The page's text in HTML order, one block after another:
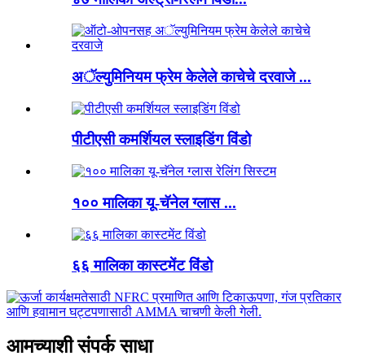
अॅल्युमिनियम फ्रेम केलेले काचेचे दरवाजे ...
पीटीएसी कमर्शियल स्लाइडिंग विंडो
१०० मालिका यू-चॅनेल ग्लास ...
६६ मालिका कास्टमेंट विंडो
आमच्याशी संपर्क साधा